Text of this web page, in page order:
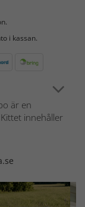
i kassan.
är en
innehåller